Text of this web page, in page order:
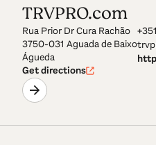
TRVPRO.com
Rua Prior Dr Cura Rachão
3750-031 Aguada de Baixo
Águeda
Get directions